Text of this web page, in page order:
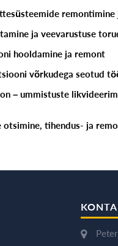
remontimine
ja veevarustuse
hooldamine ja remont
võrkudega seotud
– ummistuste
otsimine, tihendus- ja